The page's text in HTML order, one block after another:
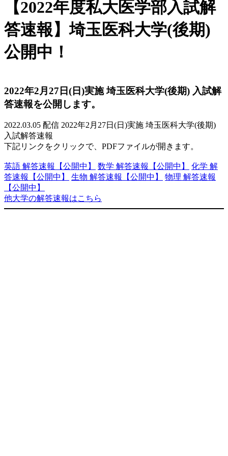
を
ス
キ
ッ
【2022年度私大医学部入試解
答速報】埼玉医科大学(後期)
公開中！
2022年2月27日(日)実施 埼玉医科大学(後期) 入試解
答速報を公開します。
2022.03.05 配信 2022年2月27日(日)実施 埼玉医科大学(後期)
入試解答速報
下記リンクをクリックで、PDFファイルが開きます。
英語 解答速報 【公開中】 数学 解答速報 【公開中】
化学 解
答速報
【公開中】 生物 解答速報 【公開中】
物理 解答速報
【公開中】
他大学の解答速報はこちら